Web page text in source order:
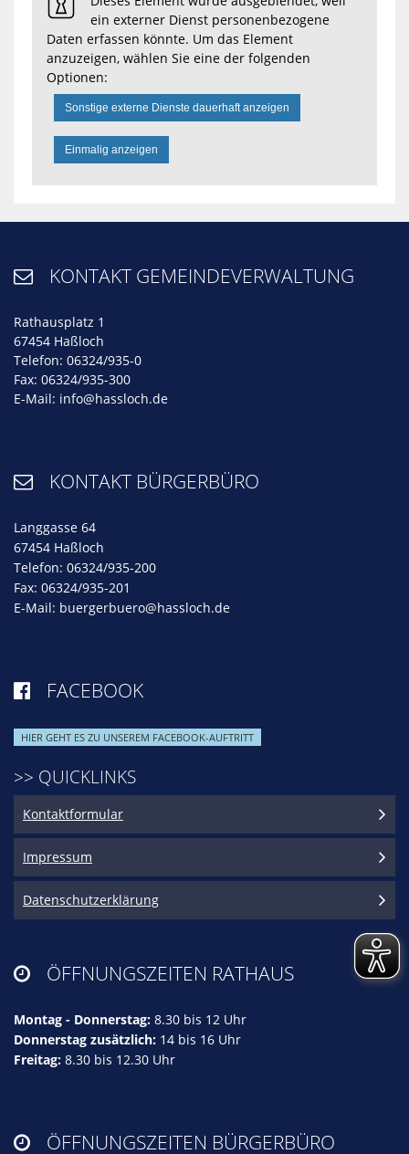
ein externer Dienst personenbezogene
Daten erfassen könnte. Um das Element
anzuzeigen, wählen Sie eine der folgenden
Optionen:
Sonstige externe Dienste dauerhaft anzeigen
Einmalig anzeigen
 KONTAKT GEMEINDEVERWALTUNG
Rathausplatz 1
67454 Haßloch
Telefon: 06324/935-0
Fax: 06324/935-300
E-Mail: info@hassloch.de
 KONTAKT BÜRGERBÜRO
Langgasse 64
67454 Haßloch
Telefon: 06324/935-200
Fax: 06324/935-201
E-Mail: buergerbuero@hassloch.de
 FACEBOOK
HIER GEHT ES ZU UNSEREM FACEBOOK-AUFTRITT
>> QUICKLINKS
Kontaktformular
Impressum
Datenschutzerklärung
 ÖFFNUNGSZEITEN RATHAUS
Montag - Donnerstag: 8.30 bis 12 Uhr
Donnerstag zusätzlich: 14 bis 16 Uhr
Freitag: 8.30 bis 12.30 Uhr
 ÖFFNUNGSZEITEN BÜRGERBÜRO